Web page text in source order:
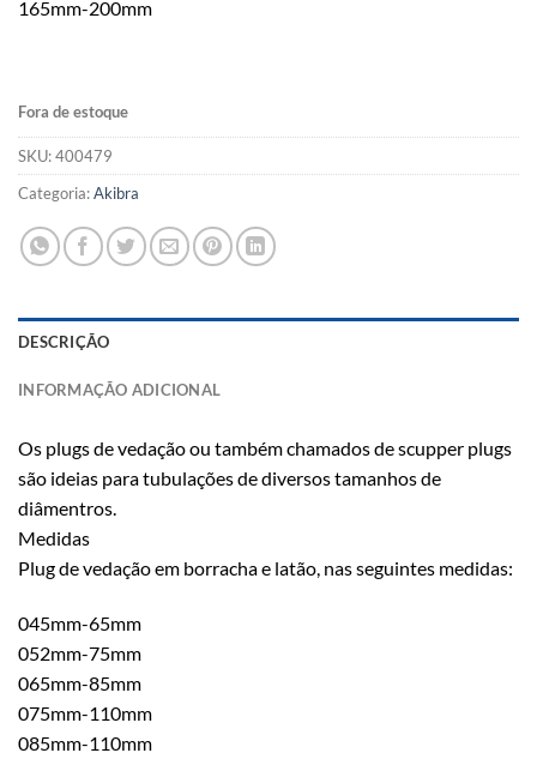
165mm-200mm
Fora de estoque
SKU:400479
Categoria:Akibra
DESCRIÇÃO
INFORMAÇÃO ADICIONAL
Os plugs de vedação ou também chamados de scupper plugs
são ideias para tubulações de diversos tamanhos de
diâmentros.
Medidas
Plug de vedação em borracha e latão, nas seguintes medidas:
045mm-65mm
052mm-75mm
065mm-85mm
075mm-110mm
085mm-110mm